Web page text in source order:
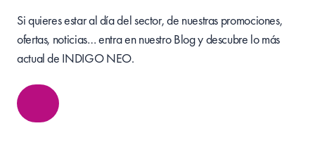
Si quieres estar al día del sector, de nuestras promociones,
ofertas, noticias… entra en nuestro Blog y descubre lo más
actual de INDIGO NEO.